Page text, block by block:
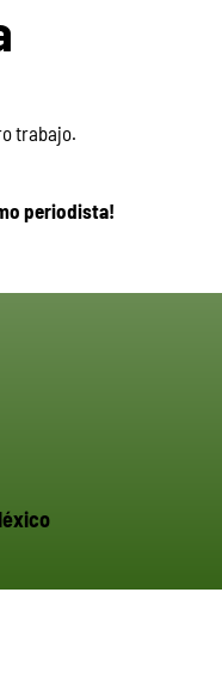
trabajo.
periodista!